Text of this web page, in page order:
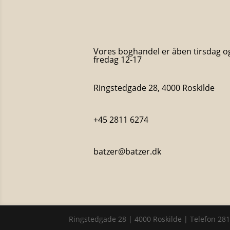
Vores boghandel er åben tirsdag
fredag 12-17
Ringstedgade 28, 4000 Roskilde
+45 2811 6274
batzer@batzer.dk
Ringstedgade 28 | 4000 Roskilde | Telefon